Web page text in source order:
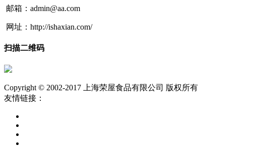
邮箱：admin@aa.com
网址：http://ishaxian.com/
扫描二维码
Copyright © 2002-2017 上海荣屋食品有限公司 版权所有
友情链接：